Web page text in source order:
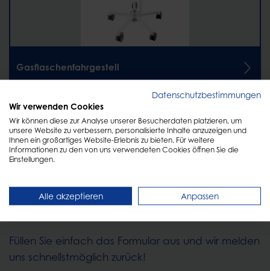
Gasflaschenfahrgestell
KONTAKT
Persönliche Beratung
Füllen Sie einfach das Formular aus und wir melden
uns schnellstmöglich zurück!
Datenschutzbestimmungen
Wir verwenden Cookies
Wir können diese zur Analyse unserer Besucherdaten platzieren, um
unsere Website zu verbessern, personalisierte Inhalte anzuzeigen und
Ihnen ein großartiges Website-Erlebnis zu bieten. Für weitere
Informationen zu den von uns verwendeten Cookies öffnen Sie die
Einstellungen.
Alle akzeptieren Anpassen